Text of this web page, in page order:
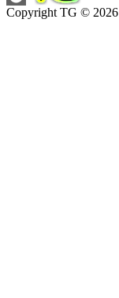
Copyright TG © 2026